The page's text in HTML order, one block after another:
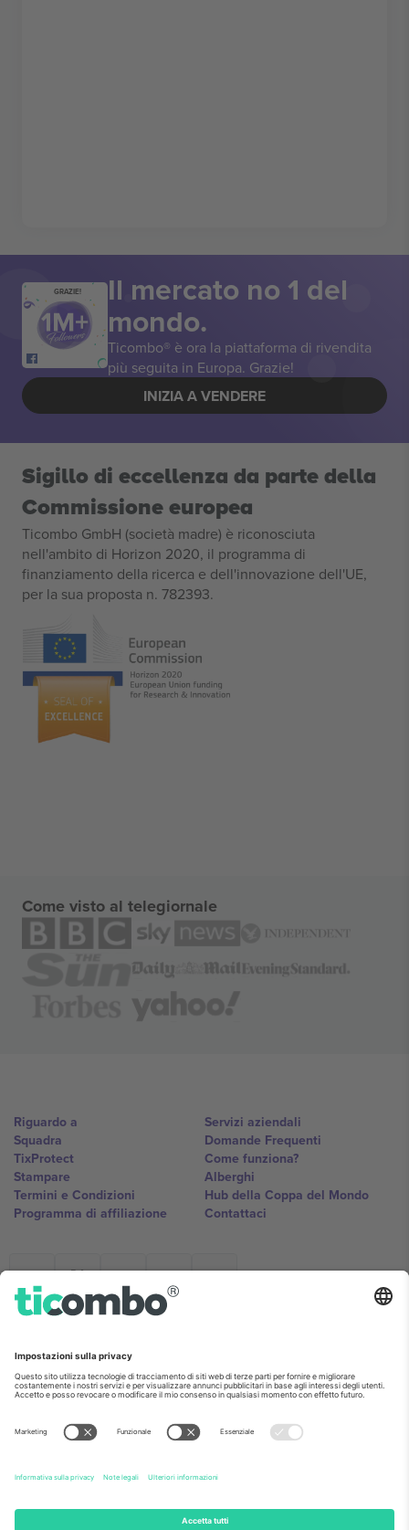
GRAZIE! Il mercato no 1 del
mondo.
Ticombo® è ora la piattaforma di rivendita
più seguita in Europa. Grazie!
INIZIA A VENDERE
Sigillo di eccellenza da parte della
Commissione europea
Ticombo GmbH (società madre) è riconosciuta
nell'ambito di Horizon 2020, il programma di
finanziamento della ricerca e dell'innovazione dell'UE,
per la sua proposta n. 782393.
Come visto al telegiornale
Riguardo a
Squadra
TixProtect
Stampare
Termini e Condizioni
Programma di affiliazione
Servizi aziendali
Domande Frequenti
Come funziona?
Alberghi
Hub della Coppa del Mondo
Contattaci
Ticombo Italia
Mimi Balkanska 132, 1540, Sofia,
base alla località, all'evento e/o al dominio. Per i dettagli controlla la
pagina specifica dell'evento, l'impronta e i termini.,